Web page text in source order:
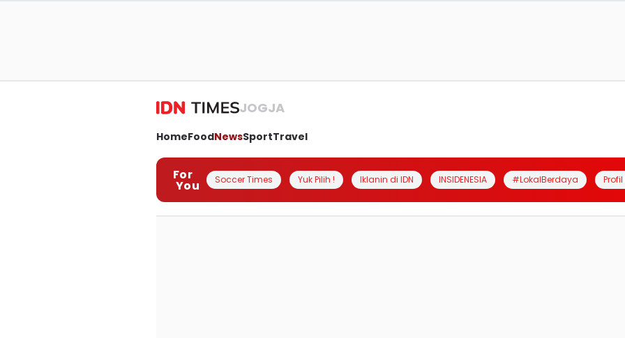
JOGJA
HomeFoodNewsSportTravel
For
You Soccer Times Yuk Pilih ! Iklanin di IDN INSIDENESIA #LokalBerdaya